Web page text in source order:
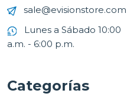
sale@evisionstore.com
Lunes a Sábado 10:00
a.m. - 6:00 p.m.
Categorías